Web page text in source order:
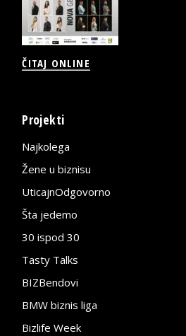
ČITAJ ONLINE
Projekti
Najkolega
Žene u biznisu
UticajnOdgovorno
Šta jedemo
30 ispod 30
Tasty Talks
BIZBendovi
BMW biznis liga
Bizlife Week